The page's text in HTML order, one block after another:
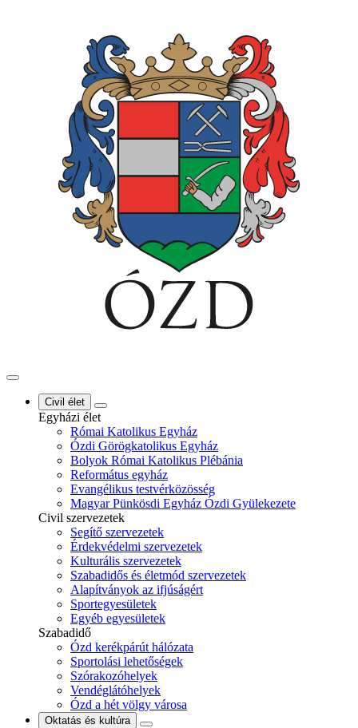
Civil élet
Egyházi élet
Római Katolikus Egyház
Ózdi Görögkatolikus Egyház
Bolyok Római Katolikus Plébánia
Református egyház
Evangélikus testvérközösség
Magyar Pünkösdi Egyház Ózdi Gyülekezete
Civil szervezetek
Segítő szervezetek
Érdekvédelmi szervezetek
Kulturális szervezetek
Szabadidős és életmód szervezetek
Alapítványok az ifjúságért
Sportegyesületek
Egyéb egyesületek
Szabadidő
Ózd kerékpárút hálózata
Sportolási lehetőségek
Szórakozóhelyek
Vendéglátóhelyek
Ózd a hét völgy városa
Oktatás és kultúra